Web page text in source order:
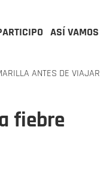
ASÍ VAMOS
ANTES DE VIAJAR
fiebre